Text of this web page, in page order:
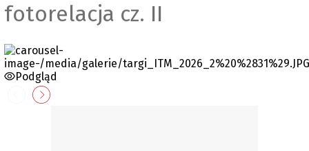
fotorelacja cz. II
Podgląd